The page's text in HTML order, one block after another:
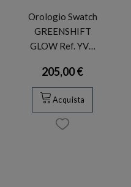
Orologio Swatch
GREENSHIFT
GLOW Ref. YV…
205,00 €
Acquista